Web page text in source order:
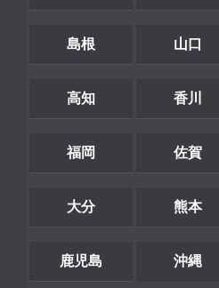
島根 山口
高知 香川
福岡 佐賀
大分 熊本
鹿児島 沖縄